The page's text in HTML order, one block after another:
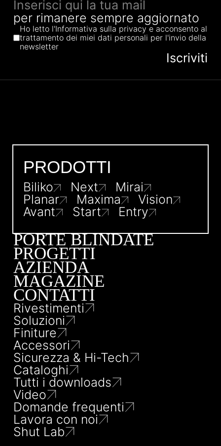
per rimanere sempre aggiornato
Ho letto l'Informativa sulla privacy e acconsento al
trattamento dei miei dati personali per l'invio della
newsletter
PRODOTTI
Biliko Next
Mirai
Planar
Maxima
Vision
Avant
Start Entry
PORTE BLINDATE
PROGETTI
AZIENDA
MAGAZINE
CONTATTI
Rivestimenti
Soluzioni
Finiture
Accessori
Sicurezza & Hi-Tech
Cataloghi
Tutti i downloads
Video
Domande frequenti
Lavora con noi
Shut Lab